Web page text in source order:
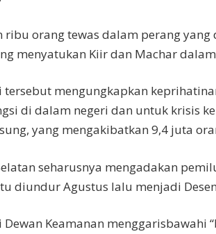
ribu orang tewas dalam perang
menyatukan Kiir dan Machar
tersebut mengungkapkan
di dalam negeri dan untuk krisis
yang mengakibatkan 9,4 juta
seharusnya mengadakan
diundur Agustus lalu menjadi
Dewan Keamanan